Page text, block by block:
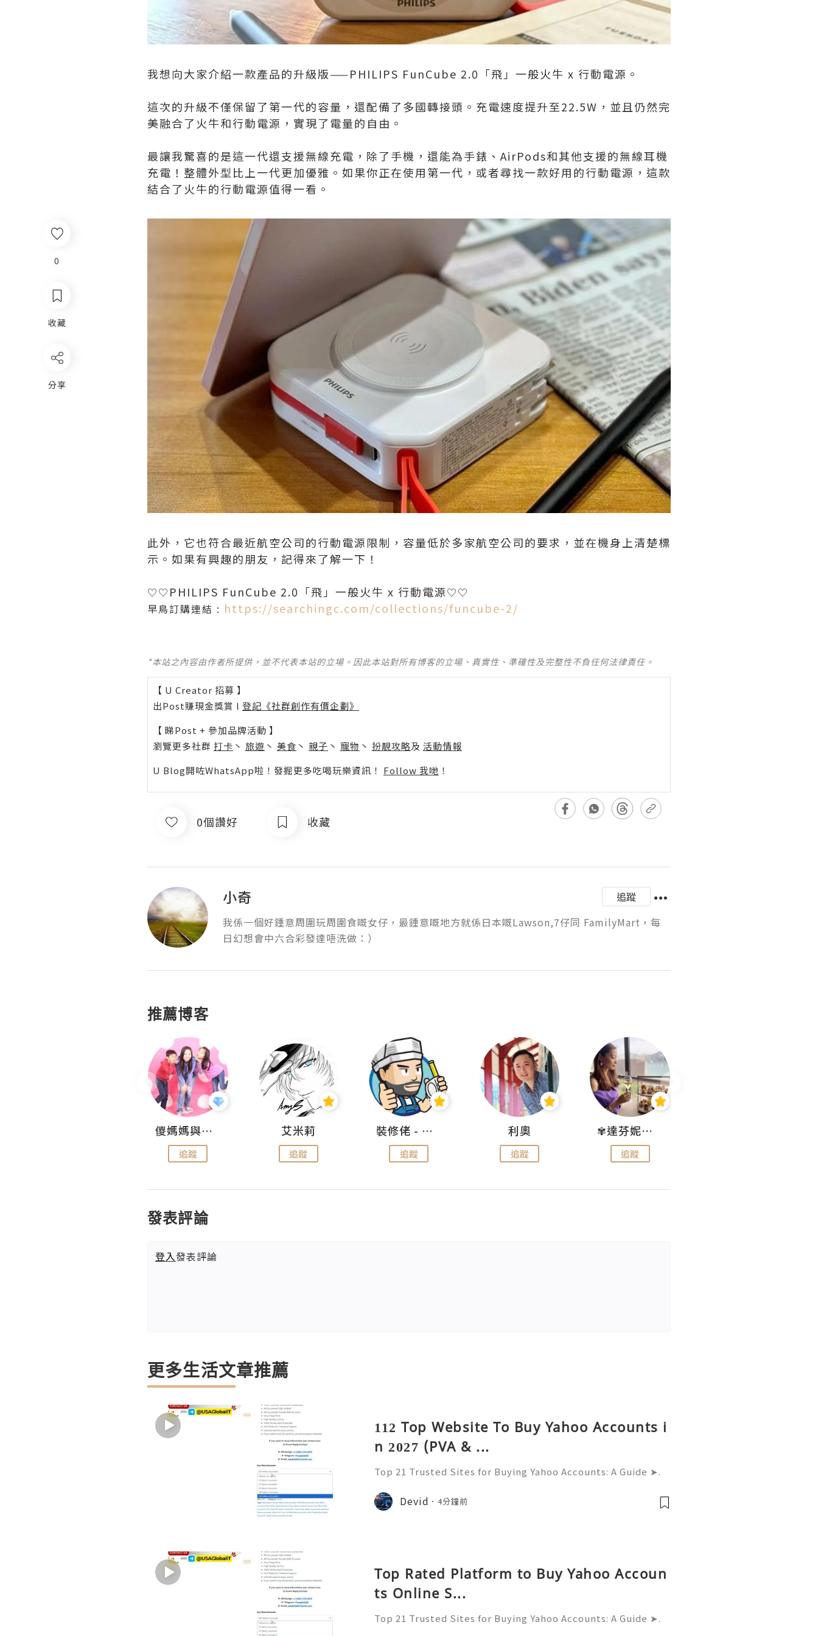
0
收藏
分享
我想向大家介紹一款產品的升級版——PHILIPS FunCube 2.0「飛」一般火牛 x 行動電源。
這次的升級不僅保留了第一代的容量，還配備了多國轉接頭。充電速度提升至22.5W，並且仍然完
美融合了火牛和行動電源，實現了電量的自由。
最讓我驚喜的是這一代還支援無線充電，除了手機，還能為手錶、AirPods和其他支援的無線耳機
充電！整體外型比上一代更加優雅。如果你正在使用第一代，或者尋找一款好用的行動電源，這款
結合了火牛的行動電源值得一看。
此外，它也符合最近航空公司的行動電源限制，容量低於多家航空公司的要求，並在機身上清楚標
示。如果有興趣的朋友，記得來了解一下！
♡‎♡ PHILIPS FunCube 2.0「飛」一般火牛 x 行動電源♡‎♡‎
早鳥訂購連結 : https://searchingc.com/collections/funcube-2/
*本站之內容由作者所提供，並不代表本站的立場。因此本站對所有博客的立場、真實性、準確性及完整性不負任何法律責任。
【 U Creator 招募 】
出Post賺現金獎賞 l 登記《社群創作有價企劃》
【 睇Post + 參加品牌活動 】
瀏覽更多社群 打卡 丶 旅遊 丶 美食 丶 親子 丶 寵物 丶 扮靚攻略及 活動情報
U Blog開咗WhatsApp啦！發掘更多吃喝玩樂資訊！ Follow 我哋 ！
0個讚好 收藏
小奇
追蹤
我係一個好鍾意周圍玩周圍食嘅女仔，最鍾意嘅地方就係日本嘅Lawson,7仔同 FamilyMart，每
日幻想會中六合彩發達唔洗做：）
推薦博客
儍媽媽與兩隻小魔怪之家
追蹤
艾米莉
追蹤
裝修佬 - 香港一站式網上裝修平台
追蹤
利奧
追蹤
✾達芬妮•愛孩子•愛生活✾
追蹤
發表評論
登入發表評論
更多生活文章推薦
112 Top Website To Buy Yahoo Accounts i
n 2027 (PVA & ...
Top 21 Trusted Sites for Buying Yahoo Accounts: A Guide ➤.
➤ Email: usaglobalit@gmail.com ➤.➤.........➤.➤..........➤.➤......
Devid 4分鐘前
Top Rated Platform to Buy Yahoo Accoun
ts Online S...
Top 21 Trusted Sites for Buying Yahoo Accounts: A Guide ➤.